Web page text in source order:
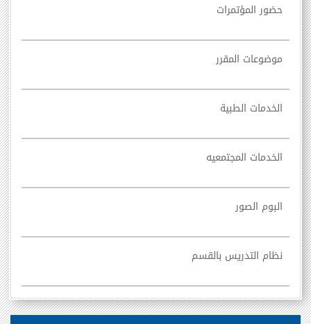
حضور المؤتمرات
موضوعات المقرر
الخدمات الطبية
الخدمات المجتمعيه
البوم الصور
نظام التدريس بالقسم